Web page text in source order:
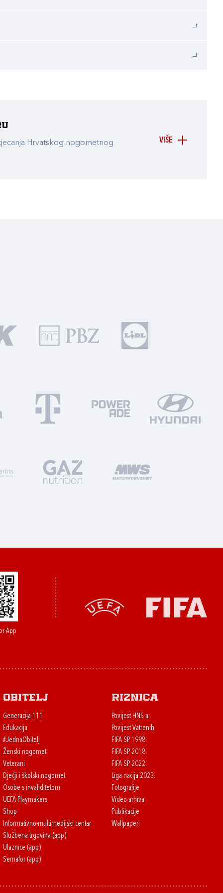
VIŠE
Hrvatskog nogometnog
App
Obitelj
Generacija 111
Edukacija
#JednaObitelj
Ženski nogomet
Veterani
Dječji i školski nogomet
Osobe s invaliditetom
UEFA Playmakers
Shop
Informativno-multimedijski centar
Službena trgovina (app)
Ulaznice (app)
Semafor (app)
Riznica
Povijest HNS-a
Povijest Vatrenih
FIFA SP 1998.
FIFA SP 2018.
FIFA SP 2022.
Liga nacija 2023.
Fotografije
Video arhiva
Publikacije
Wallpaperi